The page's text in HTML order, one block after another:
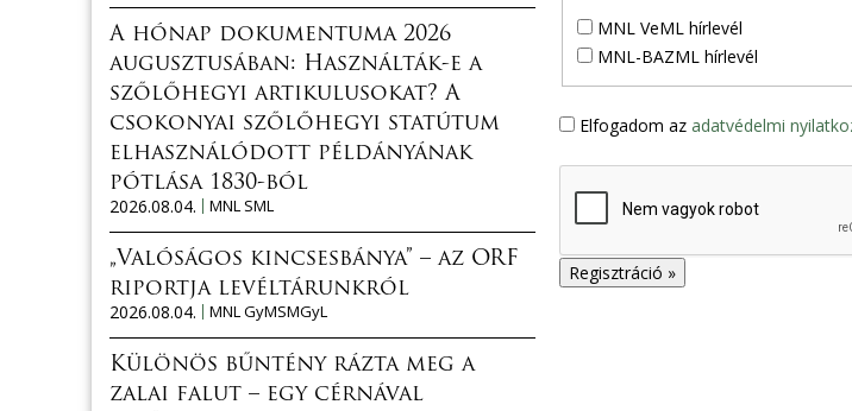
MNL VeML hírlevél
MNL-BAZML hírlevél
Elfogadom az adatvédelmi
A hónap dokumentuma 2026
augusztusában: Használták-e a
szőlőhegyi artikulusokat? A
csokonyai szőlőhegyi statútum
elhasználódott példányának
pótlása 1830-ból
2026.08.04.
MNL SML
„Valóságos kincsesbánya” – az ORF
riportja levéltárunkról
2026.08.04.
MNL GyMSMGyL
Különös bűntény rázta meg a
zalai falut – egy cérnával